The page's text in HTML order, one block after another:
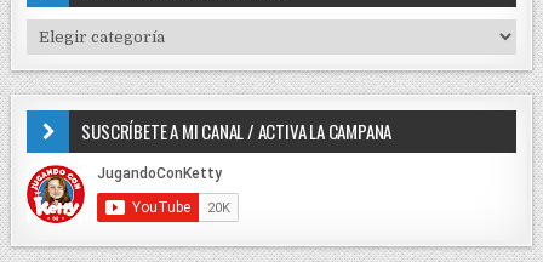
f
r
:
I
P
D
E
C
O
N
SUSCRÍBETE A MI CANAL / ACTIVA LA CAMPANA